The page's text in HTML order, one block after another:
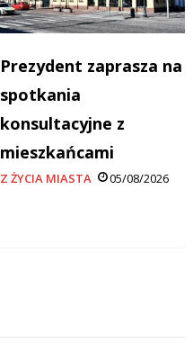
Prezydent zaprasza na
spotkania
konsultacyjne z
mieszkańcami
Z ŻYCIA MIASTA 05/08/2026